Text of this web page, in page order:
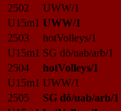
2502
UWW/1
U15m1 UWW/1
2503
hotVolleys/1
U15m1 SG dö/uab/arb/1
2504
hotVolleys/1
U15m1 UWW/1
2505
SG dö/uab/arb/1